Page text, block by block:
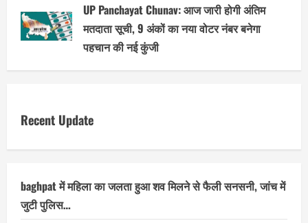
UP Panchayat Chunav: आज जारी होगी अंतिम
मतदाता सूची, 9 अंकों का नया वोटर नंबर बनेगा
पहचान की नई कुंजी
Recent Update
baghpat में महिला का जलता हुआ शव मिलने से फैली सनसनी, जांच में
जुटी पुलिस…